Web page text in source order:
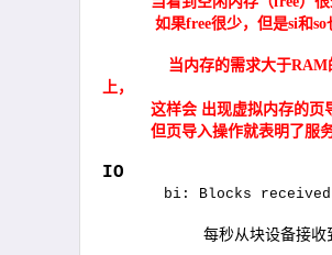
如果free很少，但是si和so
当内存的需求大于RAM
上，
这样会 出现虚拟内存的页
但页导入操作就表明了服
IO
bi: Blocks
每秒从块设备接收